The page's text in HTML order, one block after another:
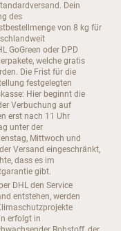
Dein
des
von 8 kg für
GoGreen oder DPD
welche gratis
Die Frist für die
festgelegten
Hier beginnt die
Verbuchung auf
erst nach 11 Uhr
unter der
Mittwoch und
Versand eingeschränkt,
dass es im
gibt.
DHL den Service
entstehen, werden
erfolgt in